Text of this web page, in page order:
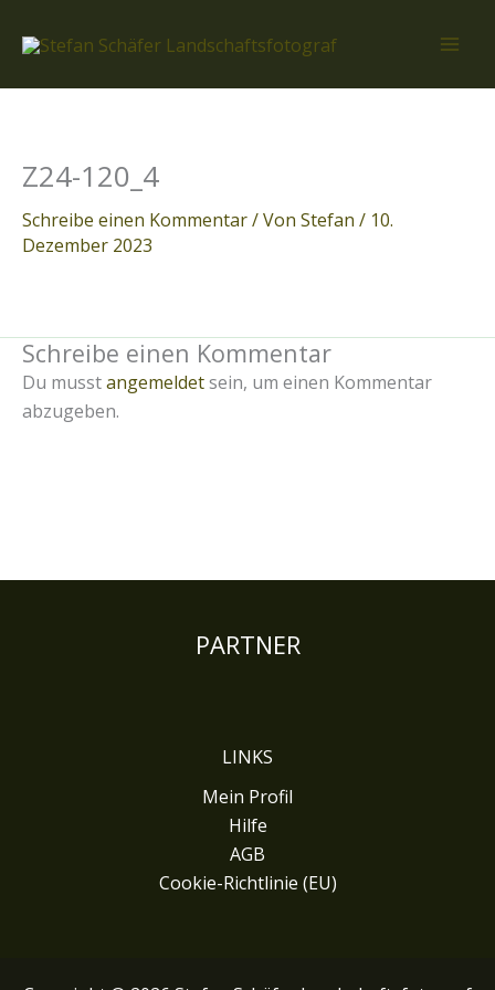
Inhalt
Z24-120_4
Schreibe einen Kommentar/ Von Stefan / 10.
Dezember 2023
Schreibe einen Kommentar
Du musstangemeldetsein, um einen Kommentar
abzugeben.
PARTNER
LINKS
Mein Profil
Hilfe
AGB
Cookie-Richtlinie (EU)